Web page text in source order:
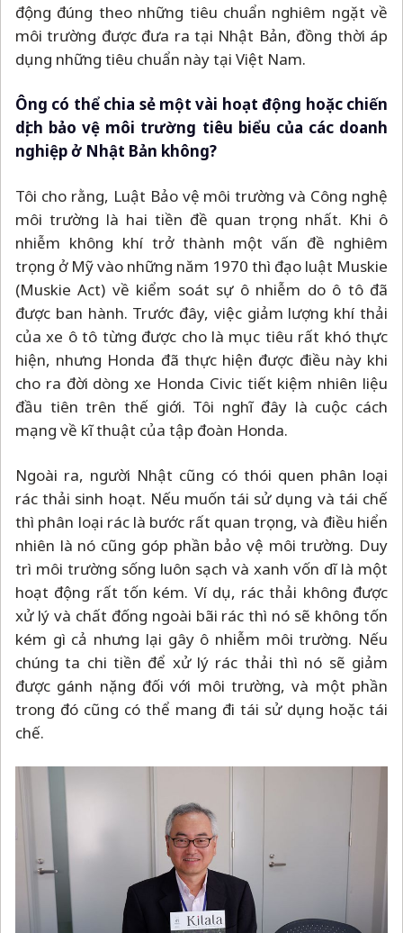
động đúng theo những tiêu chuẩn nghiêm ngặt về
môi trường được đưa ra tại Nhật Bản, đồng thời áp
dụng những tiêu chuẩn này tại Việt Nam.
Ông có thể chia sẻ một vài hoạt động hoặc chiến
dịch bảo vệ môi trường tiêu biểu của các doanh
nghiệp ở Nhật Bản không?
Tôi cho rằng, Luật Bảo vệ môi trường và Công nghệ
môi trường là hai tiền đề quan trọng nhất. Khi ô
nhiễm không khí trở thành một vấn đề nghiêm
trọng ở Mỹ vào những năm 1970 thì đạo luật Muskie
(Muskie Act) về kiểm soát sự ô nhiễm do ô tô đã
được ban hành. Trước đây, việc giảm lượng khí thải
của xe ô tô từng được cho là mục tiêu rất khó thực
hiện, nhưng Honda đã thực hiện được điều này khi
cho ra đời dòng xe Honda Civic tiết kiệm nhiên liệu
đầu tiên trên thế giới. Tôi nghĩ đây là cuộc cách
mạng về kĩ thuật của tập đoàn Honda.
Ngoài ra, người Nhật cũng có thói quen phân loại
rác thải sinh hoạt. Nếu muốn tái sử dụng và tái chế
thì phân loại rác là bước rất quan trọng, và điều hiển
nhiên là nó cũng góp phần bảo vệ môi trường. Duy
trì môi trường sống luôn sạch và xanh vốn dĩ là một
hoạt động rất tốn kém. Ví dụ, rác thải không được
xử lý và chất đống ngoài bãi rác thì nó sẽ không tốn
kém gì cả nhưng lại gây ô nhiễm môi trường. Nếu
chúng ta chi tiền để xử lý rác thải thì nó sẽ giảm
được gánh nặng đối với môi trường, và một phần
trong đó cũng có thể mang đi tái sử dụng hoặc tái
chế.